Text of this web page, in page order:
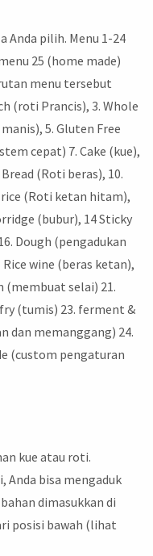
Anda pilih. Menu 1-24
25 (home made)
menu tersebut
(roti Prancis), 3. Whole
5. Gluten Free
cepat) 7. Cake (kue),
(Roti beras), 10.
(Roti ketan hitam),
(bubur), 14 Sticky
Dough (pengadukan
wine (beras ketan),
(membuat selai) 21.
(tumis) 23. ferment &
dan memanggang) 24.
(custom pengaturan
kue atau roti.
Anda bisa mengaduk
dimasukkan di
posisi bawah (lihat